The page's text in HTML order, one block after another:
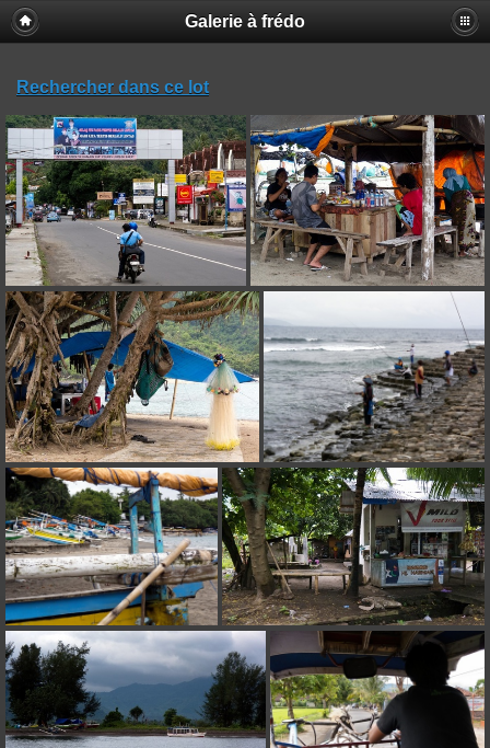
Galerie à frédo
Rechercher dans ce lot